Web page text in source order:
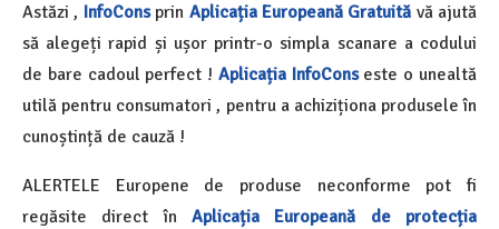
Astăzi , InfoCons prin Aplicația Europeană Gratuită vă ajută
să alegeți rapid și ușor printr-o simpla scanare a codului
de bare cadoul perfect ! Aplicația InfoCons este o unealtă
utilă pentru consumatori , pentru a achiziționa produsele în
cunoștință de cauză !
ALERTELE Europene de produse neconforme pot fi
regăsite direct în
Aplicația Europeană de protecția